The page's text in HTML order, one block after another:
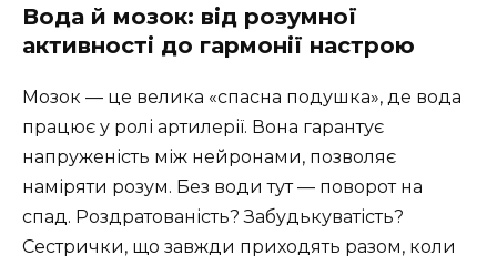
Вода й мозок: від розумної
активності до гармонії настрою
Мозок — це велика «спасна подушка», де вода
працює у ролі артилерії. Вона гарантує
напруженість між нейронами, позволяє
наміряти розум. Без води тут — поворот на
спад. Роздратованість? Забудькуватість?
Сестрички, що завжди приходять разом, коли